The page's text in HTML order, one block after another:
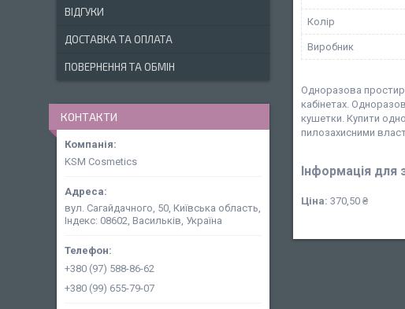
Колір
Виробник
Одноразова
кабінетах.
кушетки. Купити
пилозахисними
Інформація для
Ціна: 370,50 ₴
ВІДГУКИ
ДОСТАВКА ТА ОПЛАТА
ПОВЕРНЕННЯ ТА ОБМІН
КОНТАКТИ
KSM Cosmetics
вул. Сагайдачного, 50, Київська область,
Індекс: 08602, Васильків, Україна
+380 (97) 588-86-62
+380 (99) 655-79-07